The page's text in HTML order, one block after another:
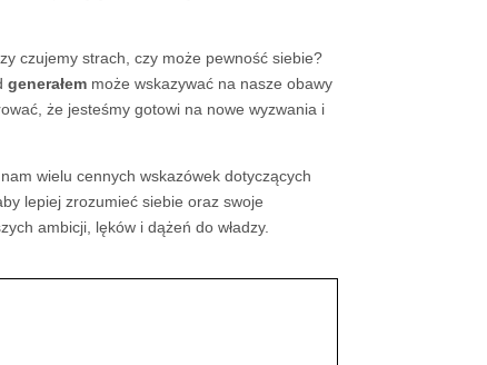
czujemy strach, czy może pewność siebie?
generałemmoże wskazywać na nasze obawy
że jesteśmy gotowi na nowe wyzwania i
wielu cennych wskazówek dotyczących
lepiej zrozumieć siebie oraz swoje
ambicji, lęków i dążeń do władzy.